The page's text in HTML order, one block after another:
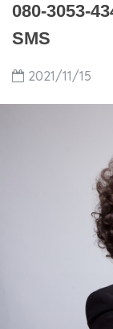
080-3053-
SMS
2021/11/15